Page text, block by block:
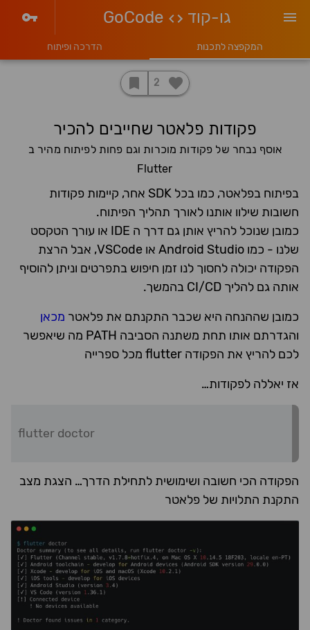
גו-קוד GoCode
המקפצה לתכנות הדרכה ופיתוח
2
פקודות פלאטר שחייבים להכיר
אוסף נבחר של פקודות מוכרות וגם פחות לפיתוח מהיר ב
Flutter
בפיתוח בפלאטר, כמו בכל SDK אחר, קיימות פקודות
חשובות שילוו אותנו לאורך תהליך הפיתוח.
כמובן שנוכל להריץ אותן גם דרך ה IDE או עורך הטקסט
שלנו - כמו Android Studio או VSCode, אבל הרצת
הפקודה יכולה לחסוך לנו זמן חיפוש בתפרטים וניתן להוסיף
אותה גם להליך CI/CD בהמשך.
כמובן שההנחה היא שכבר התקנתם את פלאטר מכאן
והגדרתם אותו תחת משתנה הסביבה PATH מה שיאפשר
לכם להריץ את הפקודה flutter מכל ספרייה
אז יאללה לפקודות…
flutter doctor
הפקודה הכי חשובה ושימושית לתחילת הדרך… הצגת מצב
התקנת התלויות של פלאטר